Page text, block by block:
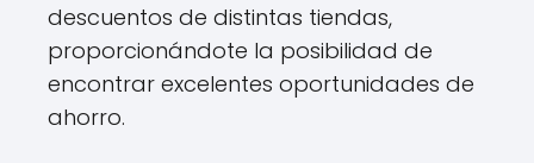
descuentos de distintas tiendas,
proporcionándote la posibilidad de
encontrar excelentes oportunidades de
ahorro.